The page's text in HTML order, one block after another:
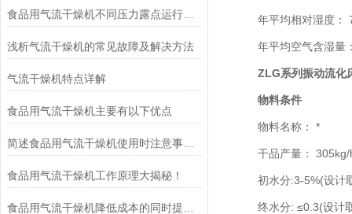
食品用气流干燥机不同压力露点运行确定
浅析气流干燥机的常见故障及解决方法
气流干燥机特点详解
食品用气流干燥机主要有以下优点
简述食品用气流干燥机使用时注意事项及对设备的保养工作
食品用气流干燥机工作原理大揭秘！
年平均相对湿度：
年平均空气含湿量
ZLG系列振动流化
物料条件
物料名称： *
干品产量： 305kg/
初水分:3-5%(设计
终水分: ≤0.3(设计